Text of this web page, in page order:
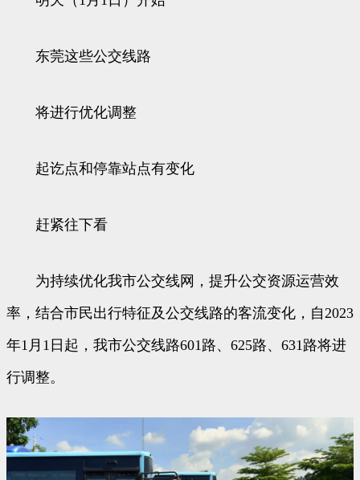
东莞这些公交线路
将进行优化调整
起讫点和停靠站点有变化
赶紧往下看
为持续优化我市公交线网，提升公交资源运营效
率，结合市民出行特征及公交线路的客流变化，自2023
年1月1日起，我市公交线路601路、625路、631路将进
行调整。